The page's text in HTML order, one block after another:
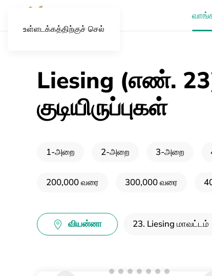
உள்ளடக்கத்திற்குச் செல்
Liesing (எண்.
குடியிருப்புகள்
1-அறை 2-அறை 3-அறை
200,000 வரை 300,000 வரை
வியன்னா 23. Liesing மாவட்டம்